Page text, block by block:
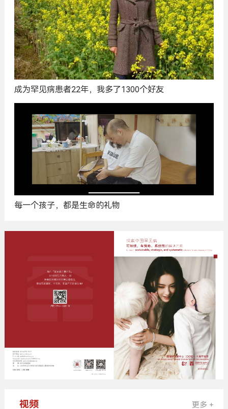
成为罕见病患者22年，我多了1300个好友
每一个孩子，都是生命的礼物
视频 更多 +